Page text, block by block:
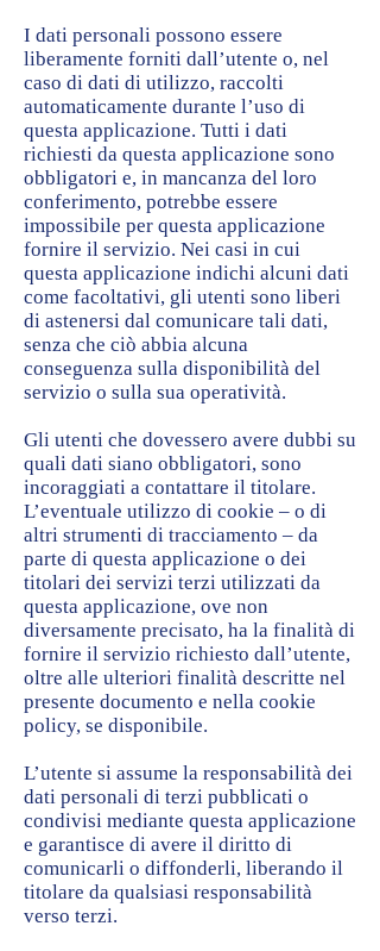
I dati personali possono essere
liberamente forniti dall’utente o, nel
caso di dati di utilizzo, raccolti
automaticamente durante l’uso di
questa applicazione. Tutti i dati
richiesti da questa applicazione sono
obbligatori e, in mancanza del loro
conferimento, potrebbe essere
impossibile per questa applicazione
fornire il servizio. Nei casi in cui
questa applicazione indichi alcuni dati
come facoltativi, gli utenti sono liberi
di astenersi dal comunicare tali dati,
senza che ciò abbia alcuna
conseguenza sulla disponibilità del
servizio o sulla sua operatività.
Gli utenti che dovessero avere dubbi su
quali dati siano obbligatori, sono
incoraggiati a contattare il titolare.
L’eventuale utilizzo di cookie – o di
altri strumenti di tracciamento – da
parte di questa applicazione o dei
titolari dei servizi terzi utilizzati da
questa applicazione, ove non
diversamente precisato, ha la finalità di
fornire il servizio richiesto dall’utente,
oltre alle ulteriori finalità descritte nel
presente documento e nella cookie
policy, se disponibile.
L’utente si assume la responsabilità dei
dati personali di terzi pubblicati o
condivisi mediante questa applicazione
e garantisce di avere il diritto di
comunicarli o diffonderli, liberando il
titolare da qualsiasi responsabilità
verso terzi.